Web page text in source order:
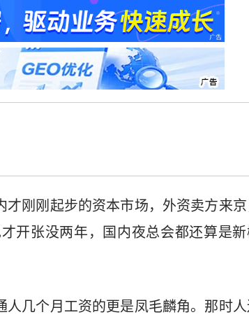
刚刚起步的资本市场，外资卖方来京
开张没两年，国内夜总会都还算是新
几个月工资的更是凤毛麟角。那时人